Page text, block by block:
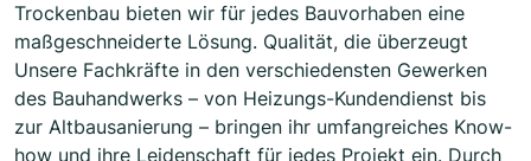
Trockenbau bieten wir für jedes Bauvorhaben eine
maßgeschneiderte Lösung. Qualität, die überzeugt
Unsere Fachkräfte in den verschiedensten Gewerken
des Bauhandwerks – von Heizungs-Kundendienst bis
zur Altbausanierung – bringen ihr umfangreiches Know-
how und ihre Leidenschaft für jedes Projekt ein. Durch